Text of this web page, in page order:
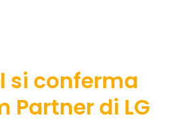
si conferma
Partner di LG